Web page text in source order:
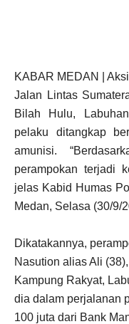
KABAR MEDAN |
Jalan Lintas
Bilah Hulu,
pelaku ditangkap
amunisi.
perampokan terjadi
jelas Kabid Humas
Medan, Selasa (30/9/
Dikatakannya,
Nasution alias Ali
Kampung Rakyat,
dia dalam perjalanan
100 juta dari Bank